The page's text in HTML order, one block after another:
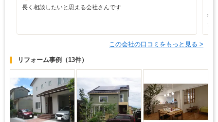
長く相談したいと思える会社さんです
行
た
この会社の口コミをもっと見る >
リフォーム事例 （13件）